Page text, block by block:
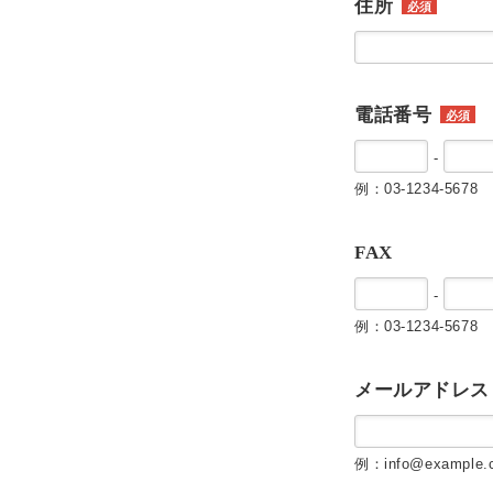
住所 必須
電話番号 必須
-
例：03-1234-5678
FAX
-
例：03-1234-5678
メールアドレス
例：